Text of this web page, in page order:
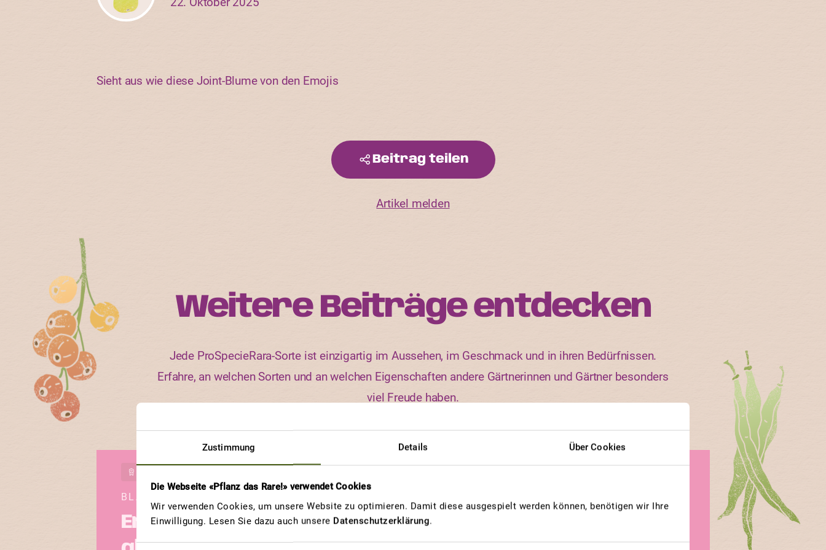
Zustimmung Details Über Cookies
Die Webseite «Pflanz das Rare!» verwendet Cookies
Wir verwenden Cookies, um unsere Website zu optimieren. Damit diese ausgespielt werden können, benötigen wir Ihre
Einwilligung. Lesen Sie dazu auch unsere Datenschutzerklärung.
Sieht aus wie diese Joint-Blume von den Emojis
Beitrag teilen
Artikel melden
Weitere Beiträge entdecken
Jede ProSpecieRara-Sorte ist einzigartig im Aussehen, im Geschmack und in ihren Bedürfnissen.
Erfahre, an welchen Sorten und an welchen Eigenschaften andere Gärtnerinnen und Gärtner besonders
viel Freude haben.
BLAUER JUNGE
Er macht mich
HIMBEERFARBIG
Délicatesse